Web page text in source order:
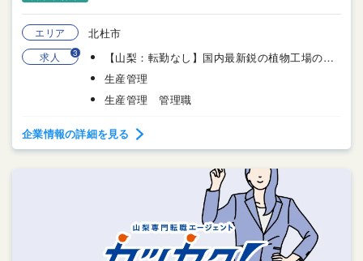
エリア 北杜市
求人 3
【山梨：転勤なし】国内最新鋭の植物工場のコンシェルジュ(来賓の視察対応や案内)業務
生産管理
生産管理 管理職
企業情報の詳細を見る